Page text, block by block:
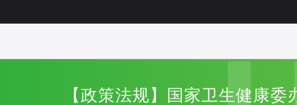
【政策法规】国家卫生健康